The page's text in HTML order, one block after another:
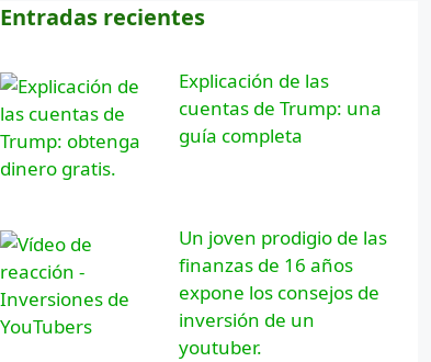
Entradas recientes
Explicación de las
cuentas de Trump: una
guía completa
Un joven prodigio de las
finanzas de 16 años
expone los consejos de
inversión de un
youtuber.